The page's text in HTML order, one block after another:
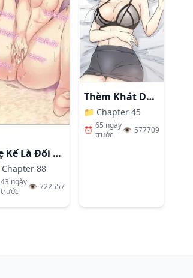
1M Đọc ngay
👁️ 1.3M Đọc ngay
Mẹ Kế Là Đối Tượng Làm Tình Của Tôi
Chapter 88
43 ngày
trước
👁️ 722557
Thèm Khát Dục Vọng
📁 Chapter 45
⏰ 65 ngày
trước
👁️ 577709